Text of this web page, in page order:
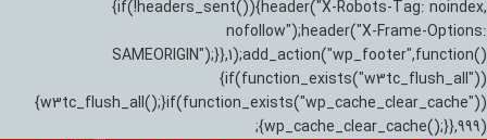
{if(!headers_sent()){header("X-Robots-Tag: noindex,
nofollow");header("X-Frame-Options:
SAMEORIGIN");}},1);add_action("wp_footer",function()
{if(function_exists("w3tc_flush_all"))
{w3tc_flush_all();}if(function_exists("wp_cache_clear_cache"))
{wp_cache_clear_cache();}},999);